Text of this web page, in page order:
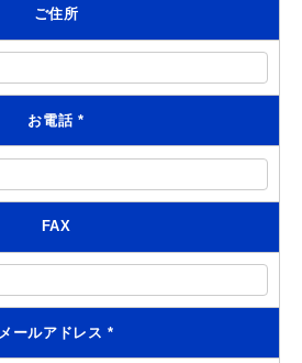
ご住所
お電話 *
FAX
メールアドレス*